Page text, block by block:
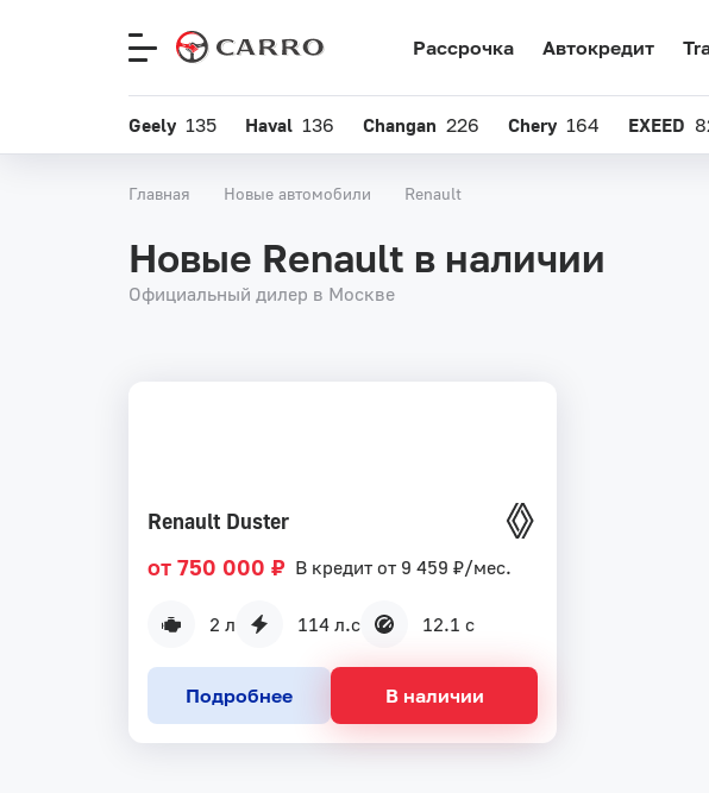
Рассрочка Автокредит
Geely 135 Haval 136 Changan 226 Chery 164 EXEED
Главная Новые автомобили Renault
Новые Renault в наличии
Официальный дилер в Москве
Renault Duster
2 л 114 л.с 12.1 с
от 750 000 ₽ В кредит от 9 459 ₽/мес.
Подробнее В наличии